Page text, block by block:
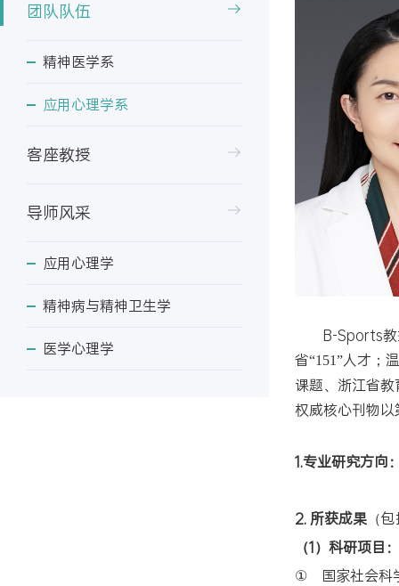
团队队伍
精神医学系
应用心理学系
客座教授
导师风采
应用心理学
精神病与精神卫生学
医学心理学
B-Sports教
省“151”人才；
课题、浙江省
权威核心刊物
1.专业研究方向
2. 所获成果 （
（1）科研项目
① 国家社会科